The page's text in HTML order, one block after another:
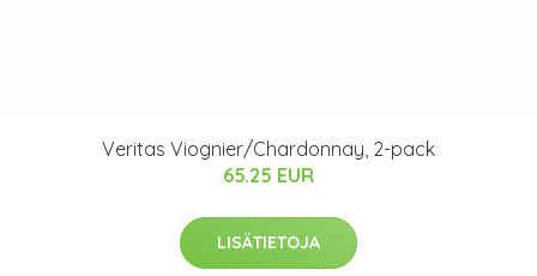
Veritas Viognier/Chardonnay, 2-pack
65.25 EUR
LISÄTIETOJA